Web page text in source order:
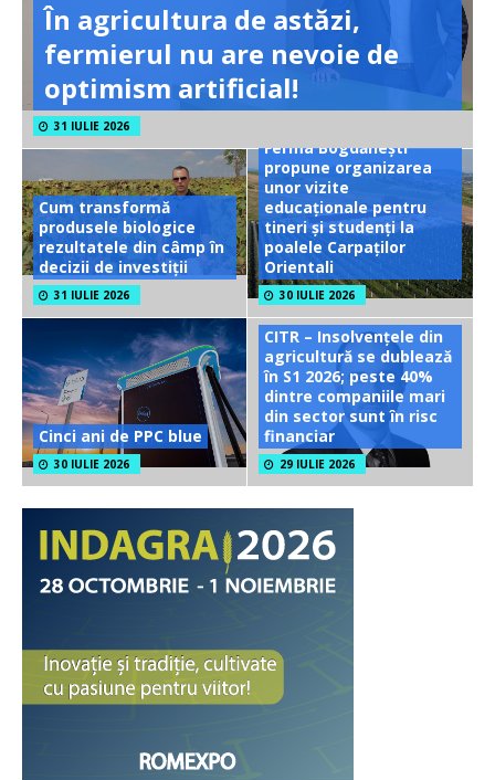
În agricultura de astăzi,
fermierul nu are nevoie de
optimism artificial!
31 IULIE 2026
Cum transformă
produsele biologice
rezultatele din câmp în
decizii de investiții
31 IULIE 2026
Ferma Bogdănești
propune organizarea
unor vizite
educaționale pentru
tineri și studenți la
poalele Carpaților
Orientali
30 IULIE 2026
Cinci ani de PPC blue
30 IULIE 2026
CITR – Insolvențele din
agricultură se dublează
în S1 2026; peste 40%
dintre companiile mari
din sector sunt în risc
financiar
29 IULIE 2026